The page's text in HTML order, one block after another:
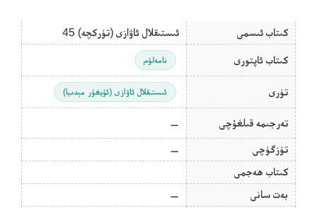
كىتاب ئىسمى ئىستىقلال ئاۋازى (تۈركچە) 45
كىتاب ئاپتورى نامەلۇم
تۈرى ئىستىقلال ئاۋازى (ئۇيغۇر مېدىيا)
تەرجىمە قىلغۇچى —
تۈزگۈچى
—
كىتاب ھەجمى
بەت سانى
—